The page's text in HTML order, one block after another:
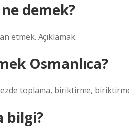
demek?
etmek. Açıklamak.
Osmanlıca?
toplama, biriktirme,
bilgi?